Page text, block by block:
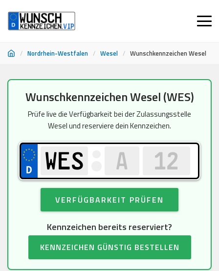
/ Nordrhein-Westfalen / Wesel / Wunschkennzeichen Wesel
springen
Wunschkennzeichen Wesel (WES)
Prüfe live die Verfügbarkeit bei der Zulassungsstelle
Wesel und reserviere dein Kennzeichen.
VERFÜGBARKEIT PRÜFEN
Kennzeichen bereits reserviert?
KENNZEICHEN GÜNSTIG BESTELLEN